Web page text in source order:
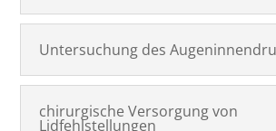
Untersuchung des
chirurgische Versorgung von
Lidfehlstellungen